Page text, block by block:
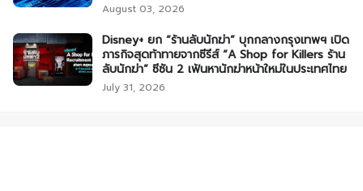
August 03, 2026
Disney+ ยก “ร้านลับนักฆ่า” บุกกลางกรุงเทพฯ เปิด
ภารกิจสุดท้าทายจากซีรีส์ “A Shop for Killers ร้าน
ลับนักฆ่า” ซีซัน 2 เฟ้นหานักฆ่าหน้าใหม่ในประเทศไทย
July 31, 2026